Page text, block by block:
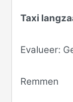
Taxi
Evalueer:
Remmen